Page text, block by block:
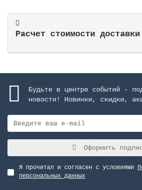
Расчет стоимости доставки
Будьте в центре событий -
новости! Новинки, скидки,
Оформить
Я прочитал и согласен с условиями
персональных данных